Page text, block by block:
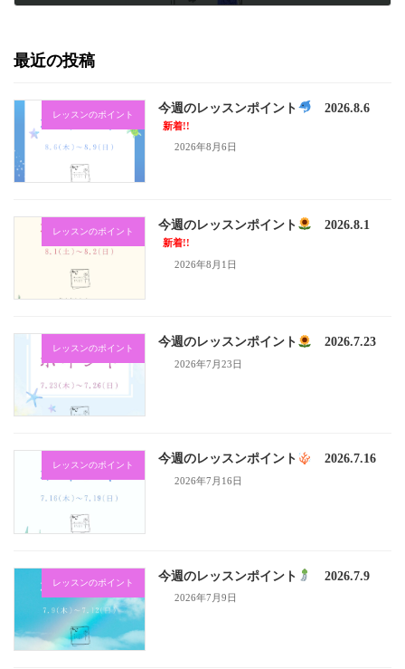
最近の投稿
レッスンのポイント 今週のレッスンポイント 2026.8.6
新着!!
2026年8月6日
レッスンのポイント 今週のレッスンポイント 2026.8.1
新着!!
2026年8月1日
レッスンのポイント 今週のレッスンポイント 2026.7.23
2026年7月23日
レッスンのポイント 今週のレッスンポイント 2026.7.16
2026年7月16日
レッスンのポイント 今週のレッスンポイント 2026.7.9
2026年7月9日